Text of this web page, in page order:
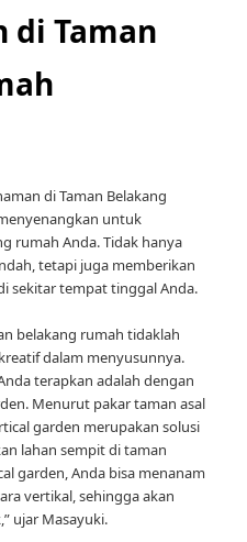
di Taman
di Taman Belakang
untuk
rumah Anda. Tidak hanya
tetapi juga memberikan
sekitar tempat tinggal Anda.
belakang rumah tidaklah
dalam menyusunnya.
terapkan adalah dengan
Menurut pakar taman asal
garden merupakan solusi
lahan sempit di taman
garden, Anda bisa menanam
vertikal, sehingga akan
ujar Masayuki.